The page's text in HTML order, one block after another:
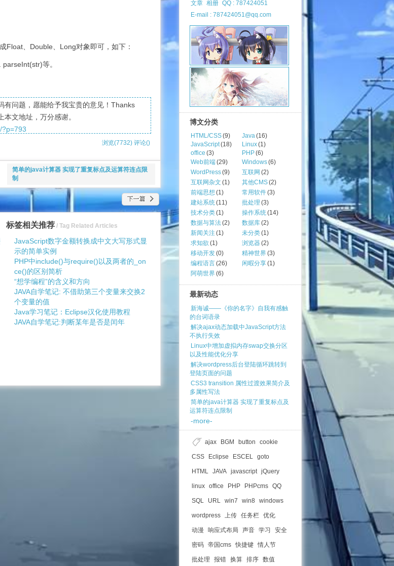
Float、Double、Long对象即可，如下：
等。
有问题，愿能给予我宝贵的意见！Thanks
文地址，万分感谢。
?p=793
浏览(7732) 评论()
简单的java计算器 实现了重复标点及运算符连点限
制
标签相关推荐 / Tag Related Articles
JavaScript数字金额转换成中文大写形式显
示的简单实例
PHP中include()与require()以及两者的_on
ce()的区别简析
“想学编程”的含义和方向
JAVA自学笔记: 不借助第三个变量来交换2
个变量的值
Java学习笔记：Eclipse汉化使用教程
JAVA自学笔记:判断某年是否是闰年
文章 相册 QQ : 787424051
E-mail : 787424051@qq.com
博文分类
HTML/CSS(9) Java(16)
JavaScript(18) Linux(1)
office (3) PHP(6)
Web前端(29) Windows(6)
WordPress(9) 互联网 (2)
互联网杂文 (1) 其他CMS(2)
前端思想 (1) 常用软件(3)
建站系统(11) 批处理 (3)
技术分类(1) 操作系统(14)
数据与算法(2) 数据库(2)
新闻关注 (1) 未分类(1)
求知欲 (1) 浏览器(2)
移动开发(0) 精神世界(3)
编程语言(26) 闲暇分享(1)
阿萌世界(6)
最新动态
新海诚——《你的名字》自我有感触
的台词语录
解决ajax动态加载中JavaScript方法
不执行失效
Linux中增加虚拟内存swap交换分区
以及性能优化分享
解决wordpress后台登陆循环跳转到
登陆页面的问题
CSS3 transition 属性过渡效果简介及
多属性写法
简单的java计算器 实现了重复标点及
运算符连点限制
-more-
ajax BGM button cookie
CSS Eclipse ESCEL goto
HTML JAVA javascript jQuery
linux office PHP PHPcms QQ
SQL URL win7 win8 windows
wordpress 上传 任务栏 优化
动漫 响应式布局 声音 学习 安全
密码 帝国cms 快捷键 情人节
批处理 报错 换算 排序 数值